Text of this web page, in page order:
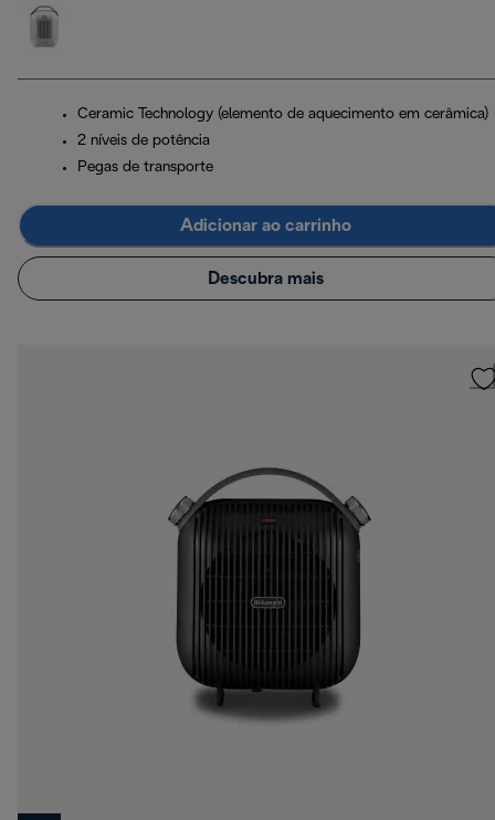
Ceramic Technology (elemento de aquecimento em cerâmica)
2 níveis de potência
Pegas de transporte
Adicionar ao carrinho
Descubra mais